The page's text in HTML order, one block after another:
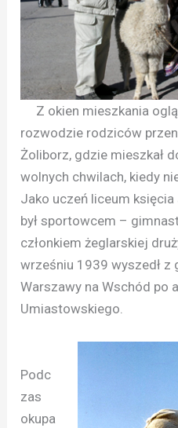
Z okien mieszkania
rozwodzie rodziców
Żoliborz, gdzie mieszkał
wolnych chwilach, kiedy
Jako uczeń liceum
był sportowcem –
członkiem żeglarskiej
wrześniu 1939 wyszedł z
Warszawy na Wschód po
Umiastowskiego.
Podc
zas
okupa